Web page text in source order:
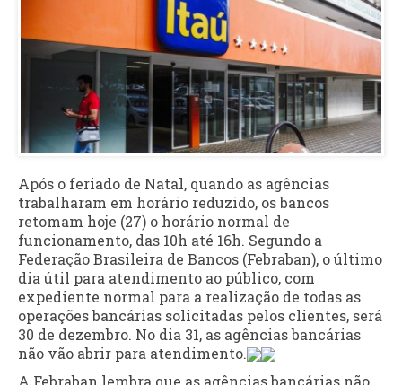
Após o feriado de Natal, quando as agências
trabalharam em horário reduzido, os bancos
retomam hoje (27) o horário normal de
funcionamento, das 10h até 16h. Segundo a
Federação Brasileira de Bancos (Febraban), o último
dia útil para atendimento ao público, com
expediente normal para a realização de todas as
operações bancárias solicitadas pelos clientes, será
30 de dezembro. No dia 31, as agências bancárias
não vão abrir para atendimento.
A Febraban lembra que as agências bancárias não